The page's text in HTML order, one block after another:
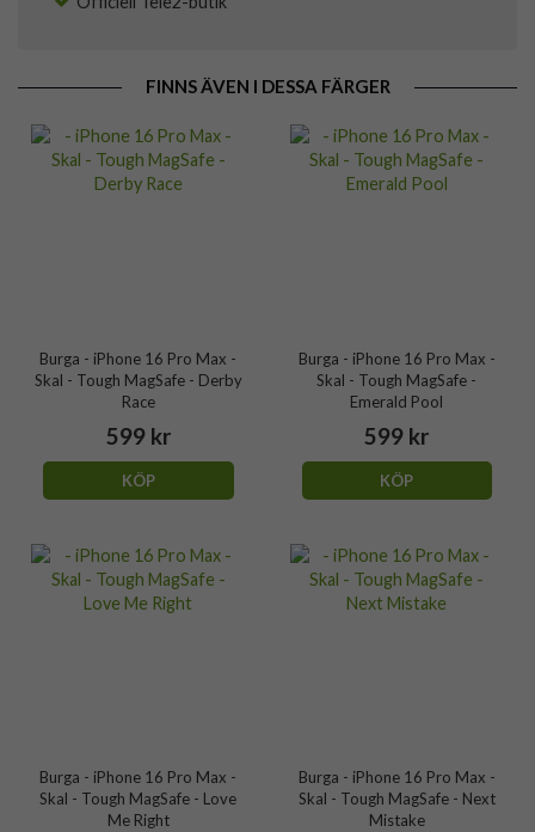
FINNS ÄVEN I DESSA FÄRGER
Burga - iPhone 16 Pro Max -
Skal - Tough MagSafe - Derby
Race
599 kr
KÖP
Burga - iPhone 16 Pro Max -
Skal - Tough MagSafe -
Emerald Pool
599 kr
KÖP
Burga - iPhone 16 Pro Max -
Skal - Tough MagSafe - Love
Me Right
Burga - iPhone 16 Pro Max -
Skal - Tough MagSafe - Next
Mistake